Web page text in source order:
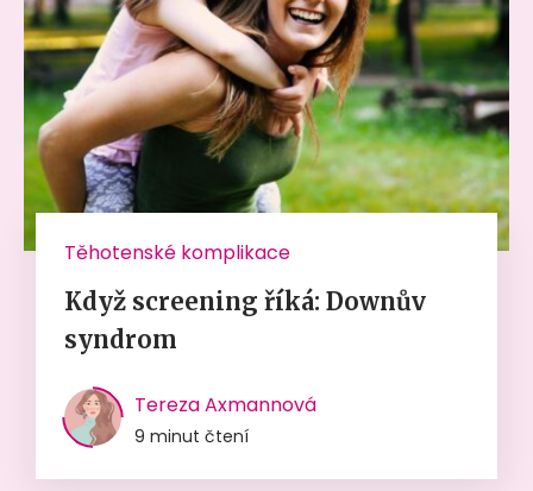
Těhotenské komplikace
Když screening říká: Downův
syndrom
Tereza Axmannová
9 minut čtení